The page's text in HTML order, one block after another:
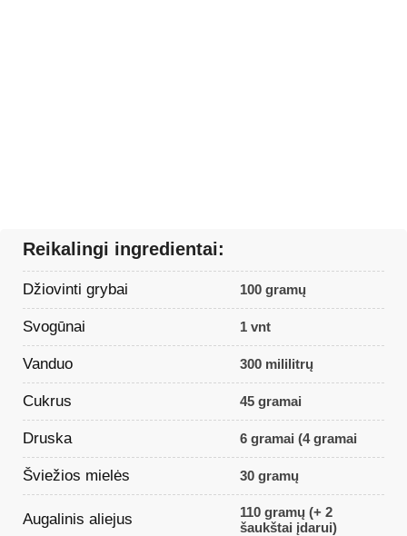
Reikalingi ingredientai:
Džiovinti grybai 100 gramų
Svogūnai 1 vnt
Vanduo 300 mililitrų
Cukrus 45 gramai
Druska 6 gramai (4 gramai
Šviežios mielės 30 gramų
Augalinis aliejus
110 gramų (+ 2
šaukštai įdarui)